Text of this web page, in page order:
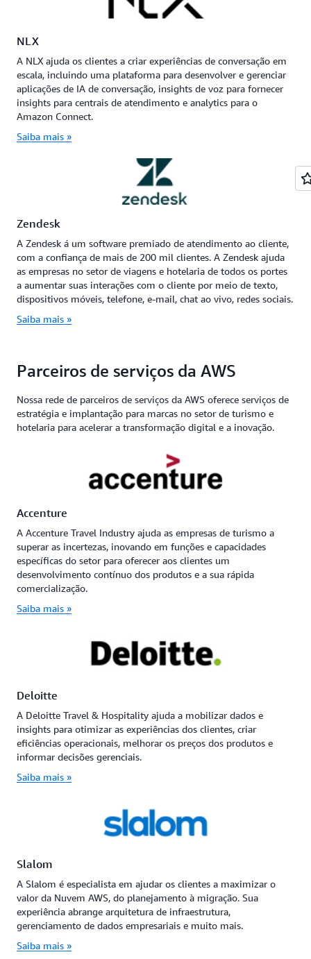
NLX
A NLX ajuda os clientes a criar experiências de conversação em
escala, incluindo uma plataforma para desenvolver e gerenciar
aplicações de IA de conversação, insights de voz para fornecer
insights para centrais de atendimento e analytics para o
Amazon Connect.
Saiba mais »
Zendesk
A Zendesk á um software premiado de atendimento ao cliente,
com a confiança de mais de 200 mil clientes. A Zendesk ajuda
as empresas no setor de viagens e hotelaria de todos os portes
a aumentar suas interações com o cliente por meio de texto,
dispositivos móveis, telefone, e-mail, chat ao vivo, redes sociais.
Saiba mais »
Parceiros de serviços da AWS
Nossa rede de parceiros de serviços da AWS oferece serviços de
estratégia e implantação para marcas no setor de turismo e
hotelaria para acelerar a transformação digital e a inovação.
Accenture
A Accenture Travel Industry ajuda as empresas de turismo a
superar as incertezas, inovando em funções e capacidades
específicas do setor para oferecer aos clientes um
desenvolvimento contínuo dos produtos e a sua rápida
comercialização.
Saiba mais »
Deloitte
A Deloitte Travel & Hospitality ajuda a mobilizar dados e
insights para otimizar as experiências dos clientes, criar
eficiências operacionais, melhorar os preços dos produtos e
informar decisões gerenciais.
Saiba mais »
Slalom
A Slalom é especialista em ajudar os clientes a maximizar o
valor da Nuvem AWS, do planejamento à migração. Sua
experiência abrange arquitetura de infraestrutura,
gerenciamento de dados empresariais e muito mais.
Saiba mais »